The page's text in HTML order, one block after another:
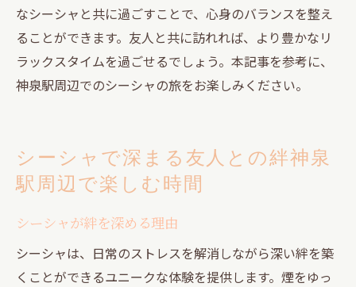
なシーシャと共に過ごすことで、心身のバランスを整え
ることができます。友人と共に訪れれば、より豊かなリ
ラックスタイムを過ごせるでしょう。本記事を参考に、
神泉駅周辺でのシーシャの旅をお楽しみください。
シーシャで深まる友人との絆神泉
駅周辺で楽しむ時間
シーシャが絆を深める理由
シーシャは、日常のストレスを解消しながら深い絆を築
くことができるユニークな体験を提供します。煙をゆっ